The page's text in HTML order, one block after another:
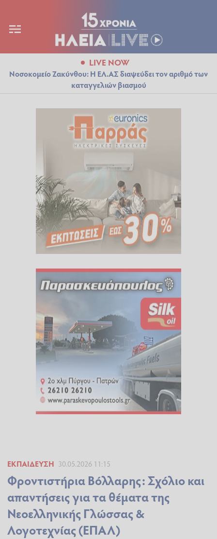
LIVE NOW
Νοσοκομείο Ζακύνθου: Η ΕΛ.ΑΣ διαψεύδει τον αριθμό των
καταγγελιών βιασμού
ΕΚΠΑΊΔΕΥΣΗ 30.05.2026 11:15
Φροντιστήρια Βόλλαρης: Σχόλιο και
απαντήσεις για τα θέματα της
Νεοελληνικής Γλώσσας &
Λογοτεχνίας (ΕΠΑΛ)